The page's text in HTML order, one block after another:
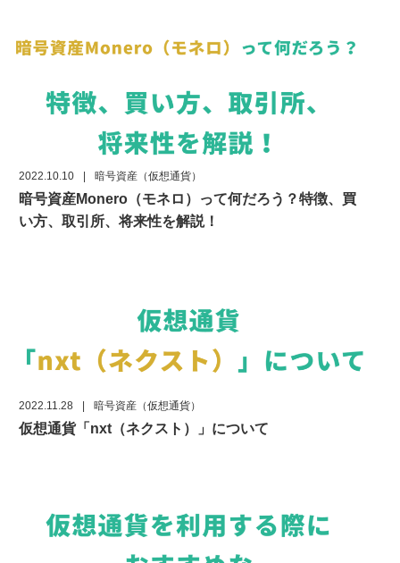
2022.10.10 暗号資産（仮想通貨）
暗号資産Monero（モネロ）って何だろう？特徴、買
い方、取引所、将来性を解説！
2022.11.28 暗号資産（仮想通貨）
仮想通貨「nxt（ネクスト）」について